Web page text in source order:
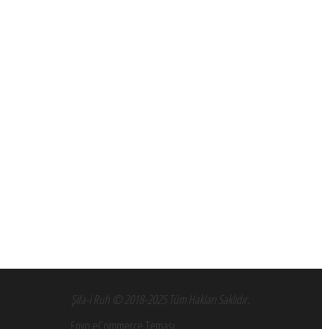
Şifa-i Ruh © 2018-2025 Tüm Hakları Saklıdır.
Envo eCommerce Teması